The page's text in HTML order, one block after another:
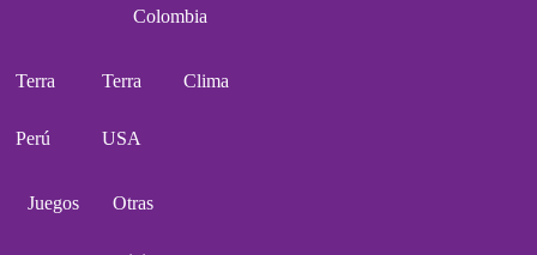
Colombia
Terra
Perú
Terra
USA
Clima
Juegos Otras